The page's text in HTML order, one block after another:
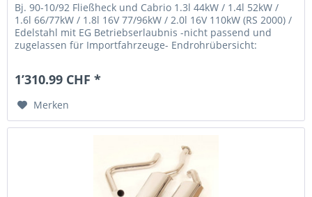
Bj. 90-10/92 Fließheck und Cabrio 1.3l 44kW / 1.4l 52kW /
1.6l 66/77kW / 1.8l 16V 77/96kW / 2.0l 16V 110kW (RS 2000) /
Edelstahl mit EG Betriebserlaubnis -nicht passend und
zugelassen für Importfahrzeuge- Endrohrübersicht:
1’310.99 CHF *
Merken